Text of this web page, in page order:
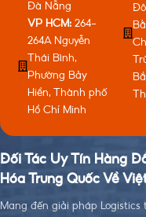
Đà Nẵng
VP HCM: 264-
264A Nguyễn
Thái Bình,
Phường Bảy
Hiền, Thành phố
Hồ Chí Minh
Đối Tác Uy Tín Hàng
Hóa Trung Quốc Về
Mang đến giải pháp